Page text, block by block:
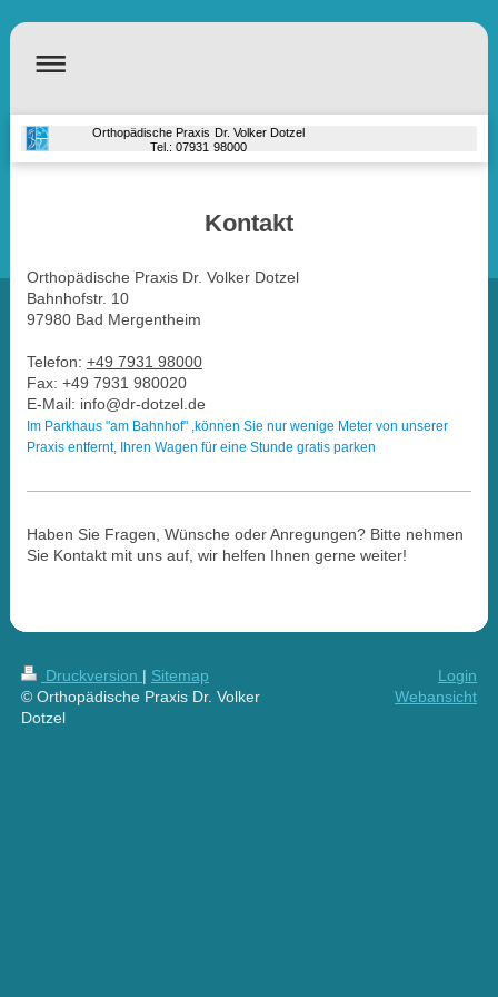
Orthopädische Praxis Dr. Volker Dotzel
Tel.: 07931 98000
Kontakt
Orthopädische Praxis Dr. Volker Dotzel
Bahnhofstr. 10
97980 Bad Mergentheim
Telefon: +49 7931 98000
Fax: +49 7931 980020
E-Mail: info@dr-dotzel.de
Im Parkhaus "am Bahnhof" ,können Sie nur wenige Meter von unserer
Praxis entfernt, Ihren Wagen für eine Stunde gratis parken
Haben Sie Fragen, Wünsche oder Anregungen? Bitte nehmen
Sie Kontakt mit uns auf, wir helfen Ihnen gerne weiter!
Druckversion | Sitemap
© Orthopädische Praxis Dr. Volker
Dotzel
Login
Webansicht